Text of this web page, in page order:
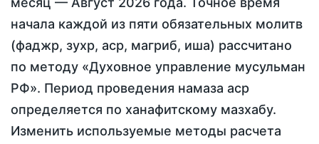
начала каждой из пяти обязательных молитв
(фаджр, зухр, аср, магриб, иша) рассчитано
по методу «Духовное управление мусульман
РФ». Период проведения намаза аср
определяется по ханафитскому мазхабу.
Изменить используемые методы расчета